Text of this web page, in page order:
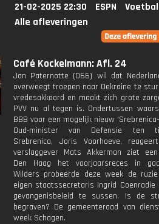
21-02-2025 22:30 ESPN
Alle afleveringen
Café Kockelmann: Afl. 24
Jan Paternotte (D66) wil dat
overweegt troepen naar Oekraine te
vredesakkoord en maakt zich grote
PVV nu al tegen is. Ondertussen
BBB voor een mogelijk nieuw
Oud-minister van Defensie ten
Srebrenica, Joris Voorhoeve,
verslaggever Mats Akkerman ziet
Den Haag het voorjaarsreces in
Wilders probeerde deze week de
eigen staatssecretaris Ingrid Coenradie
gevangenisbeleid te sussen. Is de
begraven? De gemeenteraad van
week Schagen.